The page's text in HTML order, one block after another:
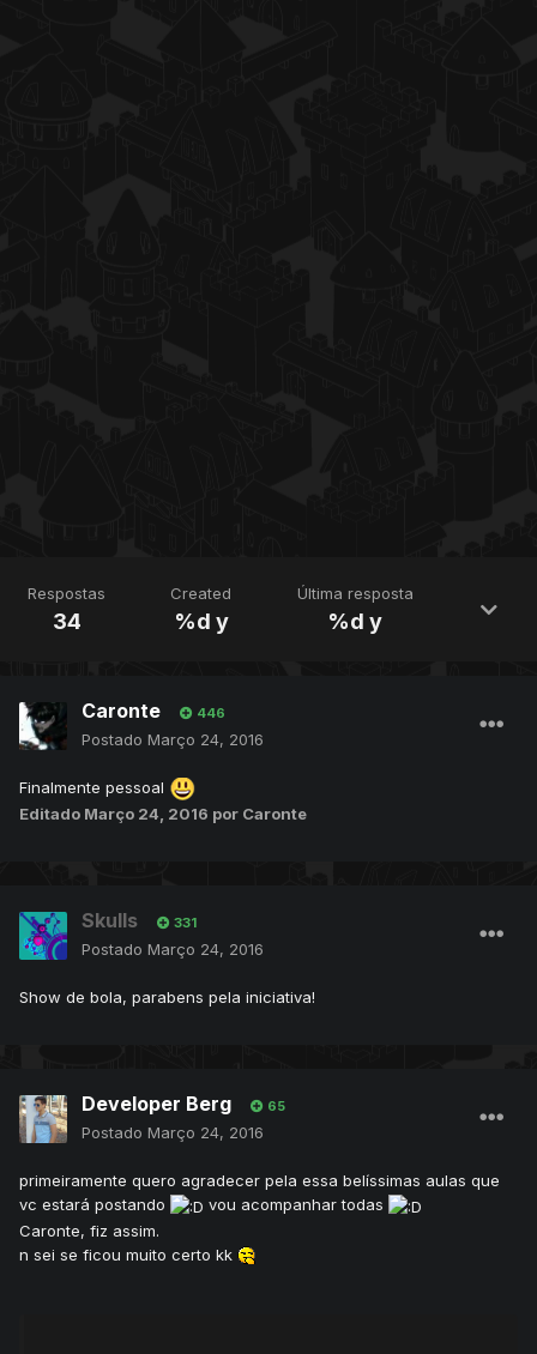
Respostas
34
Created
%d y
Última resposta
%d y
Caronte 446
Postado Março 24, 2016
Finalmente pessoal
Editado Março 24, 2016 por Caronte
Skulls 331
Postado Março 24, 2016
Show de bola, parabens pela iniciativa!
Developer Berg 65
Postado Março 24, 2016
primeiramente quero agradecer pela essa belíssimas aulas que
vc estará postando
vou acompanhar todas
Caronte, fiz assim.
n sei se ficou muito certo kk